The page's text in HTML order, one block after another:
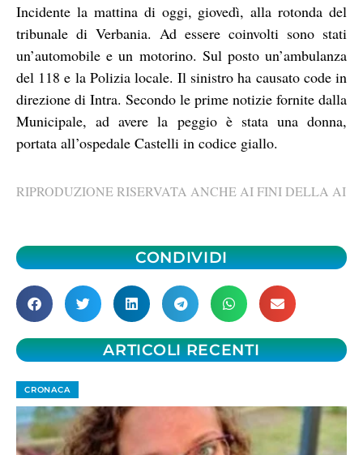
Incidente la mattina di oggi, giovedì, alla rotonda del
tribunale di Verbania. Ad essere coinvolti sono stati
un’automobile e un motorino. Sul posto un’ambulanza
del 118 e la Polizia locale. Il sinistro ha causato code in
direzione di Intra. Secondo le prime notizie fornite dalla
Municipale, ad avere la peggio è stata una donna,
portata all’ospedale Castelli in codice giallo.
RIPRODUZIONE RISERVATA ANCHE AI FINI DELLA AI
CONDIVIDI
ARTICOLI RECENTI
CRONACA